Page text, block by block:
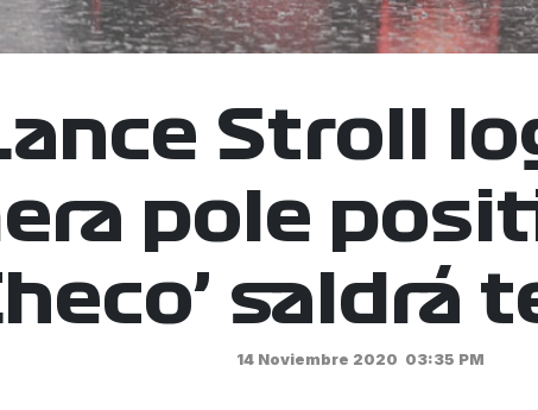
Stroll
pole
saldrá
14 Noviembre 2020 03:35 PM